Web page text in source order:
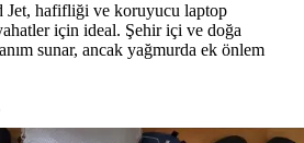
Jet, hafifliği ve koruyucu laptop
için ideal. Şehir içi ve doğa
sunar, ancak yağmurda ek önlem